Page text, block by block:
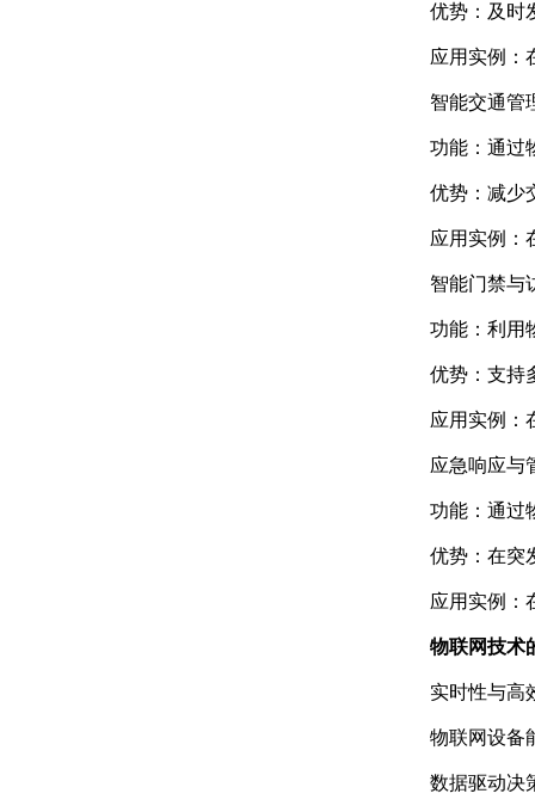
优势：及时
应用实例：
智能交通管
功能：通过
优势：减少
应用实例：
智能门禁与
功能：利用
优势：支持
应用实例：
应急响应与
功能：通过
优势：在突
应用实例：
物联网技术
实时性与高
物联网设备
数据驱动决